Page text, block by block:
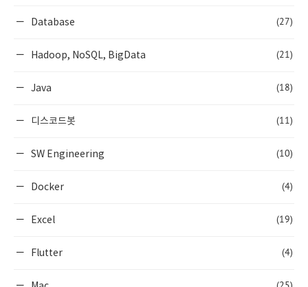
Database (27)
Hadoop, NoSQL, BigData (21)
Java (18)
디스코드봇 (11)
SW Engineering (10)
Docker (4)
Excel (19)
Flutter (4)